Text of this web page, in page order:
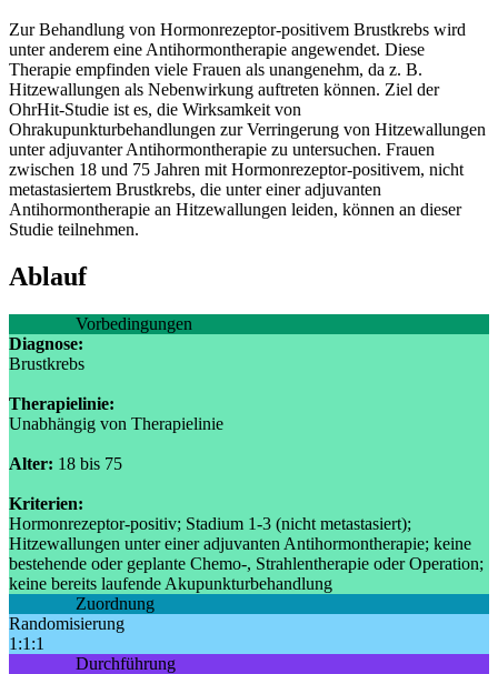
Zur Behandlung von Hormonrezeptor-positivem Brustkrebs wird
unter anderem eine Antihormontherapie angewendet. Diese
Therapie empfinden viele Frauen als unangenehm, da z. B.
Hitzewallungen als Nebenwirkung auftreten können. Ziel der
OhrHit-Studie ist es, die Wirksamkeit von
Ohrakupunkturbehandlungen zur Verringerung von Hitzewallungen
unter adjuvanter Antihormontherapie zu untersuchen. Frauen
zwischen 18 und 75 Jahren mit Hormonrezeptor-positivem, nicht
metastasiertem Brustkrebs, die unter einer adjuvanten
Antihormontherapie an Hitzewallungen leiden, können an dieser
Studie teilnehmen.
Ablauf
Vorbedingungen
Diagnose:
Brustkrebs
Therapielinie:
Unabhängig von Therapielinie
Alter: 18 bis 75
Kriterien:
Hormonrezeptor-positiv; Stadium 1-3 (nicht metastasiert);
Hitzewallungen unter einer adjuvanten Antihormontherapie; keine
bestehende oder geplante Chemo-, Strahlentherapie oder Operation;
keine bereits laufende Akupunkturbehandlung
Zuordnung
Randomisierung
1:1:1
Durchführung